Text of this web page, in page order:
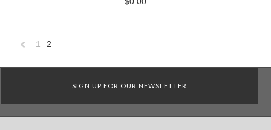
1 2
SIGN UP FOR OUR NEWSLETTER